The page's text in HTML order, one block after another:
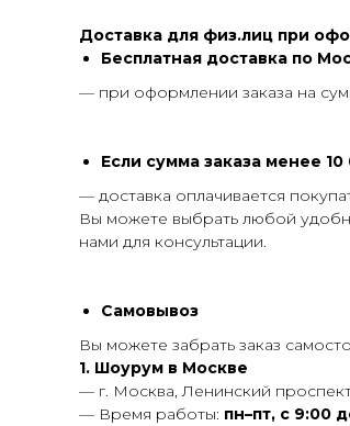
Доставка для физ.лиц при
Бесплатная доставка по
— при оформлении заказа на
Если сумма заказа менее 10
— доставка оплачивается
Вы можете выбрать любой
нами для консультации.
Самовывоз
Вы можете забрать заказ
1. Шоурум в Москве
— г. Москва, Ленинский
— Время работы: пн–пт, с 9:00